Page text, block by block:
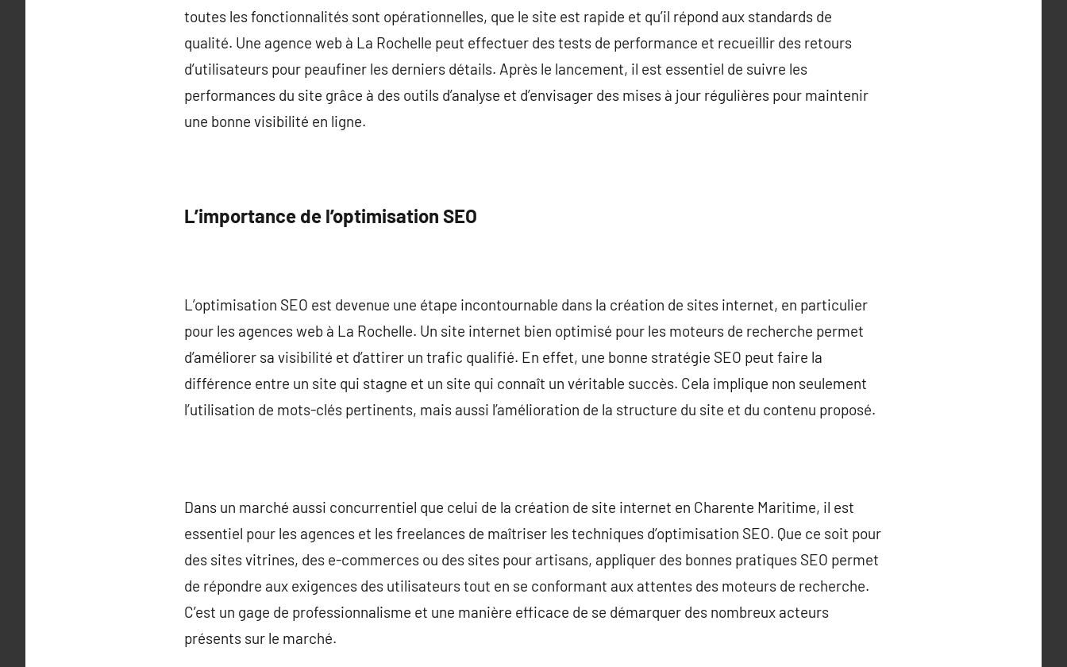
toutes les fonctionnalités sont opérationnelles, que le site est rapide et qu’il répond aux standards de
qualité. Une agence web à La Rochelle peut effectuer des tests de performance et recueillir des retours
d’utilisateurs pour peaufiner les derniers détails. Après le lancement, il est essentiel de suivre les
performances du site grâce à des outils d’analyse et d’envisager des mises à jour régulières pour maintenir
une bonne visibilité en ligne.
L’importance de l’optimisation SEO
L’optimisation SEO est devenue une étape incontournable dans la création de sites internet, en particulier
pour les agences web à La Rochelle. Un site internet bien optimisé pour les moteurs de recherche permet
d’améliorer sa visibilité et d’attirer un trafic qualifié. En effet, une bonne stratégie SEO peut faire la
différence entre un site qui stagne et un site qui connaît un véritable succès. Cela implique non seulement
l’utilisation de mots-clés pertinents, mais aussi l’amélioration de la structure du site et du contenu proposé.
Dans un marché aussi concurrentiel que celui de la création de site internet en Charente Maritime, il est
essentiel pour les agences et les freelances de maîtriser les techniques d’optimisation SEO. Que ce soit pour
des sites vitrines, des e-commerces ou des sites pour artisans, appliquer des bonnes pratiques SEO permet
de répondre aux exigences des utilisateurs tout en se conformant aux attentes des moteurs de recherche.
C’est un gage de professionnalisme et une manière efficace de se démarquer des nombreux acteurs
présents sur le marché.